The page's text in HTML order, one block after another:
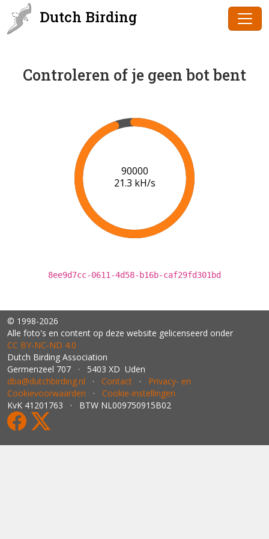
Dutch Birding
Controleren of je geen bot bent
91000
21.3 kH/s
8ee9d7cc-0611-4d58-b16b-caf29fd301bd
© 1998-2026
Alle foto's en content op deze website gelicenseerd onder
CC BY‑NC‑ND 4.0
Dutch Birding Association
Germenzeel 707 · 5403 XD Uden
dba@dutchbirding.nl · Contact · Privacy- en
Cookievoorwaarden · Cookie-instellingen
KvK 41201763 · BTW NL009750915B02